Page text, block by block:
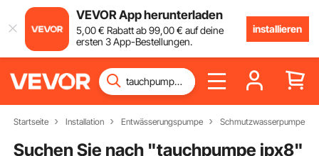
VEVOR App herunterladen
5,00€ Rabatt ab99,00€ auf deine
ersten 3 App-Bestellungen.
installieren
Startseite Installation Entwässerungspumpe Schmutzwasserpumpe
Suchen Sie nach "tauchpumpe ipx8"